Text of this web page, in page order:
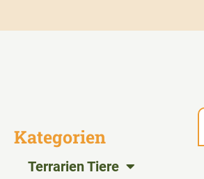
Kategorien
Terrarien Tiere